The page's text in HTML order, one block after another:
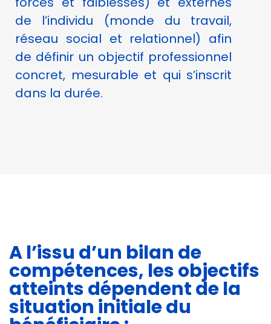
de l’individu (monde du travail,
réseau social et relationnel) afin
de définir un objectif professionnel
concret, mesurable et qui s’inscrit
dans la durée.
A l’issu d’un bilan de
compétences, les objectifs
atteints dépendent de la
situation initiale du